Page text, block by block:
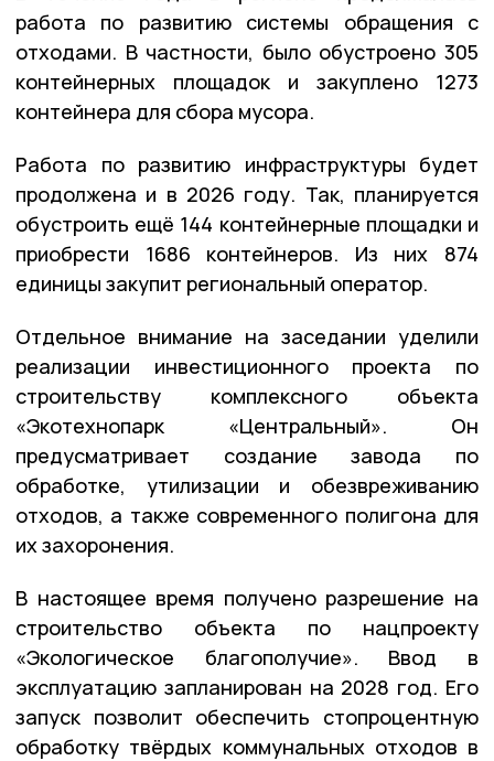
работа по развитию системы обращения с
отходами. В частности, было обустроено 305
контейнерных площадок и закуплено 1273
контейнера для сбора мусора.
Работа по развитию инфраструктуры будет
продолжена и в 2026 году. Так, планируется
обустроить ещё 144 контейнерные площадки и
приобрести 1686 контейнеров. Из них 874
единицы закупит региональный оператор.
Отдельное внимание на заседании уделили
реализации инвестиционного проекта по
строительству комплексного объекта
«Экотехнопарк «Центральный». Он
предусматривает создание завода по
обработке, утилизации и обезвреживанию
отходов, а также современного полигона для
их захоронения.
В настоящее время получено разрешение на
строительство объекта по нацпроекту
«Экологическое благополучие». Ввод в
эксплуатацию запланирован на 2028 год. Его
запуск позволит обеспечить стопроцентную
обработку твёрдых коммунальных отходов в